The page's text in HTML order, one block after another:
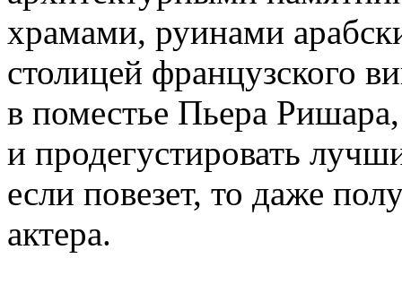
храмами, руинами
столицей французского
в поместье Пьера
и продегустировать
если повезет, то даже
актера.